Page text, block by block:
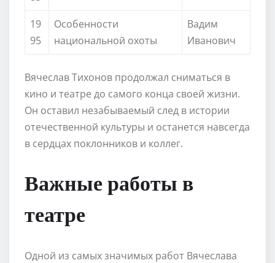
19
95
Особенности
национальной охоты
Вадим
Иванович
Вячеслав Тихонов продолжал сниматься в
кино и театре до самого конца своей жизни.
Он оставил незабываемый след в истории
отечественной культуры и останется навсегда
в сердцах поклонников и коллег.
Важные работы в
театре
Одной из самых значимых работ Вячеслава